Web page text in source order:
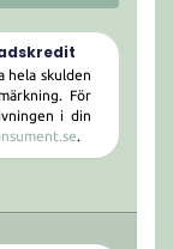
hela skulden
För
i din
.